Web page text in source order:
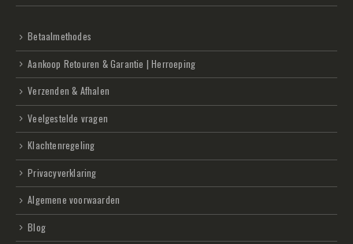
Betaalmethodes
Aankoop Retouren & Garantie | Herroeping
Verzenden & Afhalen
Veelgestelde vragen
Klachtenregeling
Privacyverklaring
Algemene voorwaarden
Blog